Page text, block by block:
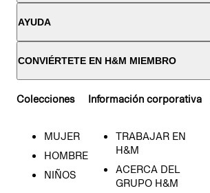
AYUDA
CONVIÉRTETE EN H&M MIEMBRO
Colecciones
MUJER
HOMBRE
NIÑOS
Información corporativa
TRABAJAR EN
H&M
ACERCA DEL
GRUPO H&M